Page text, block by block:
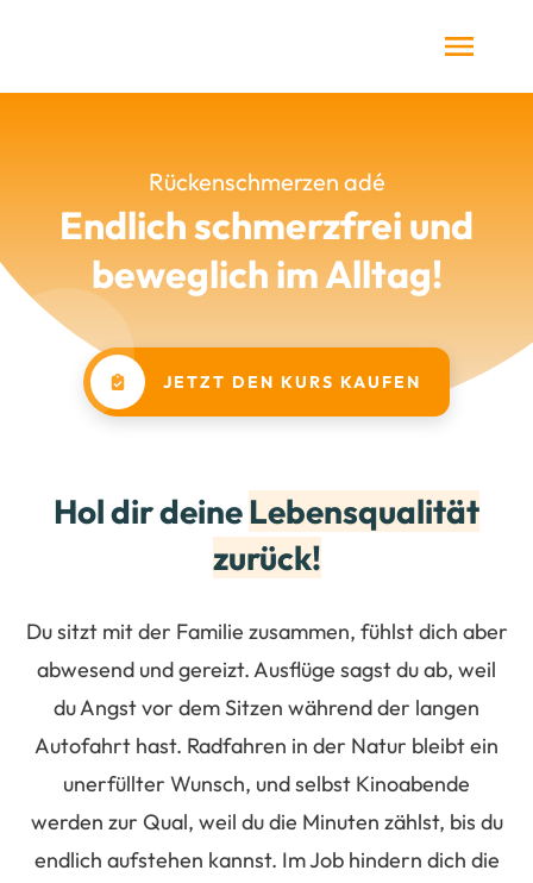
Rückenschmerzen adé
Endlich schmerzfrei und
beweglich im Alltag!
JETZT DEN KURS KAUFEN
Hol dir deine Lebensqualität
zurück!
Du sitzt mit der Familie zusammen, fühlst dich aber
abwesend und gereizt. Ausflüge sagst du ab, weil
du Angst vor dem Sitzen während der langen
Autofahrt hast. Radfahren in der Natur bleibt ein
unerfüllter Wunsch, und selbst Kinoabende
werden zur Qual, weil du die Minuten zählst, bis du
endlich aufstehen kannst. Im Job hindern dich die